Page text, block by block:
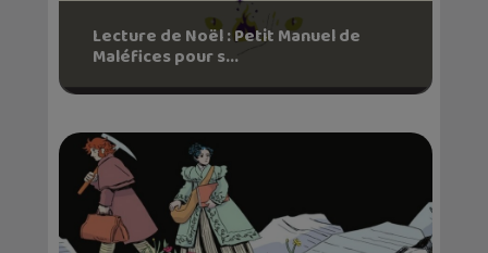
Lecture de Noël : Petit Manuel de
Maléfices pour s...